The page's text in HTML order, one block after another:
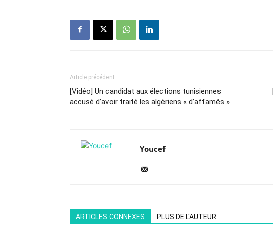
Article précédent
[Vidéo] Un candidat aux élections tunisiennes
accusé d’avoir traité les algériens « d’affamés »
Youcef
ARTICLES CONNEXES PLUS DE L'AUTEUR